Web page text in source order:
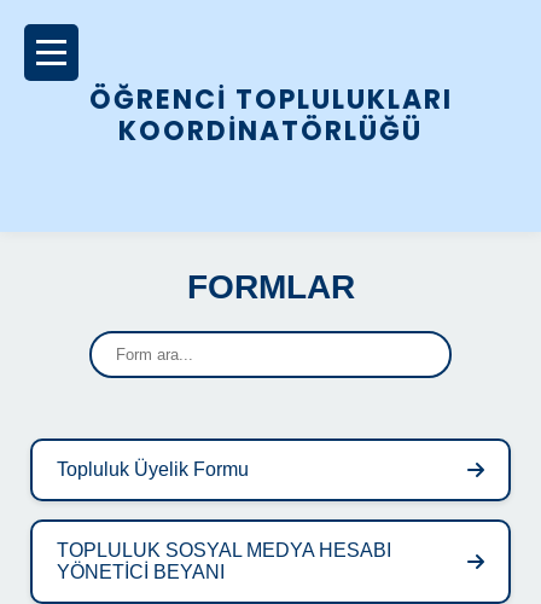
ÖĞRENCİ TOPLULUKLARI
KOORDİNATÖRLÜĞÜ
FORMLAR
Topluluk Üyelik Formu
TOPLULUK SOSYAL MEDYA HESABI
YÖNETİCİ BEYANI